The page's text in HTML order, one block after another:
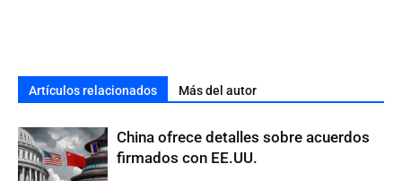
Artículos relacionados Más del autor
China ofrece detalles sobre acuerdos
firmados con EE.UU.